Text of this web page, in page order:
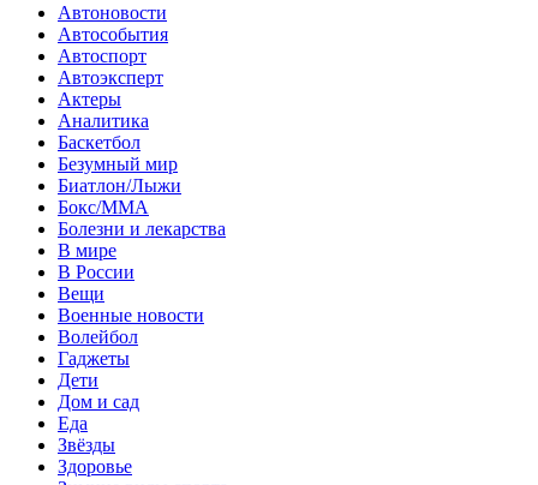
Автоновости
Автособытия
Автоспорт
Автоэксперт
Актеры
Аналитика
Баскетбол
Безумный мир
Биатлон/Лыжи
Бокс/MMA
Болезни и лекарства
В мире
В России
Вещи
Военные новости
Волейбол
Гаджеты
Дети
Дом и сад
Еда
Звёзды
Здоровье